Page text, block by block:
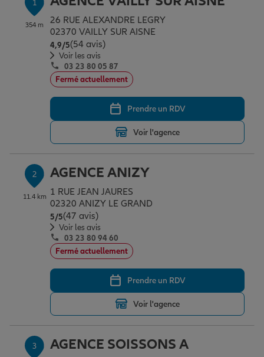
Assurance emprunteur
Prévoyance et dépendance
Assurance animal de compagnie
Protection de la famille
Protection juridique
Épargne & retraite
Plan épargne retraite
Placements financiers
Investissements immobiliers
Transmission
Vos projets
Changer de voiture
Départ à la retraite
Préparer l’avenir
Assurance auto
Assurance habitation
Le Pack Famille
Garantie des accidents de la vie
Assurance scolaire
Professionnels
Allianz en France
1
354 m
26 RUE ALEXANDRE LEGRY
02370 VAILLY SUR AISNE
4,9/5Note de 4.9 sur 5
(54 avis)
Voir les avis
03 23 80 05 87
Fermé actuellement
Prendre un RDV
Voir l'agence
2
11.4 km
AGENCE ANIZY
1 RUE JEAN JAURES
02320 ANIZY LE GRAND
5/5Note de 5 sur 5
(47 avis)
Voir les avis
03 23 80 94 60
Fermé actuellement
Prendre un RDV
Voir l'agence
3 AGENCE SOISSONS A